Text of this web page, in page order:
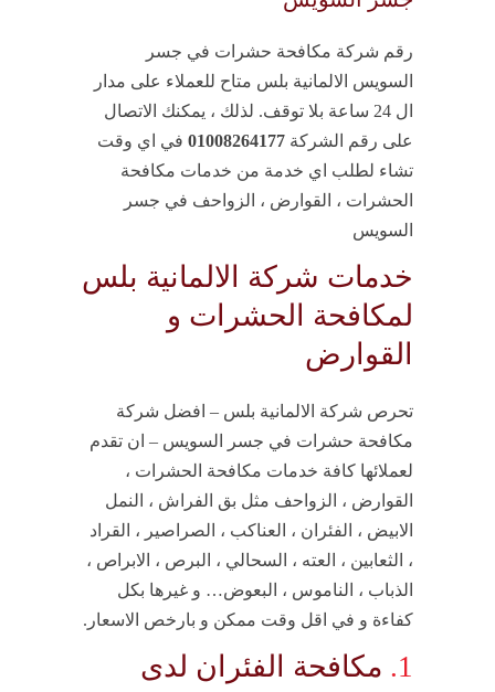
رقم شركة مكافحة حشرات في جسر
السويس الالمانية بلس متاح للعملاء على مدار
ال 24 ساعة بلا توقف. لذلك ، يمكنك الاتصال
على رقم الشركة 01008264177 في اي وقت
تشاء لطلب اي خدمة من خدمات مكافحة
الحشرات ، القوارض ، الزواحف في جسر
السويس
خدمات شركة الالمانية بلس
لمكافحة الحشرات و
القوارض
تحرص شركة الالمانية بلس – افضل شركة
مكافحة حشرات في جسر السويس – ان تقدم
لعملائها كافة خدمات مكافحة الحشرات ،
القوارض ، الزواحف مثل بق الفراش ، النمل
الابيض ، الفئران ، العناكب ، الصراصير ، القراد
، الثعابين ، العته ، السحالي ، البرص ، الابراص ،
الذباب ، الناموس ، البعوض… و غيرها بكل
كفاءة و في اقل وقت ممكن و بارخص الاسعار.
1. مكافحة الفئران لدى